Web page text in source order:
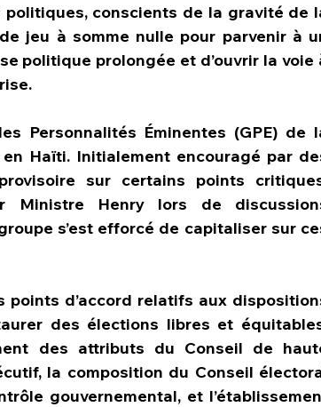
conscients de la gravité de
jeu à somme nulle pour parvenir à
politique prolongée et d’ouvrir la voie
Personnalités Éminentes (GPE) de
Haïti. Initialement encouragé par
sur certains points
Ministre Henry lors de
s’est efforcé de capitaliser sur
points d’accord relatifs aux
des élections libres et
des attributs du Conseil de
la composition du Conseil
gouvernemental, et